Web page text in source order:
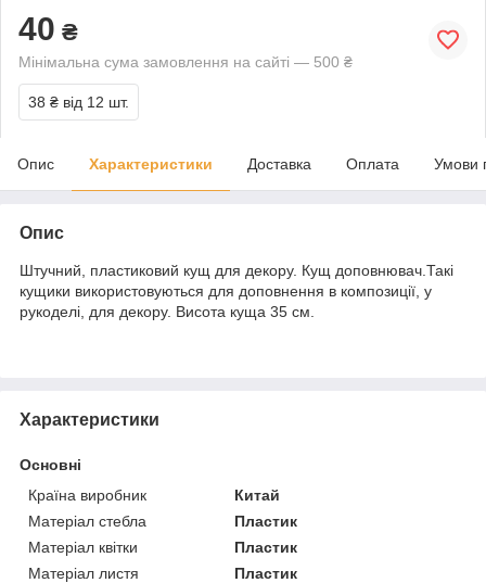
40 ₴
Мінімальна сума замовлення на сайті — 500 ₴
38 ₴ від 12 шт.
Опис Характеристики Доставка Оплата Умови
Опис
Штучний, пластиковий кущ для декору. Кущ доповнювач.Такі
кущики використовуються для доповнення в композиції, у
рукоделі, для декору. Висота куща 35 см.
Характеристики
Основні
Країна виробник
Китай
Матеріал стебла
Пластик
Матеріал квітки
Пластик
Матеріал листя
Пластик